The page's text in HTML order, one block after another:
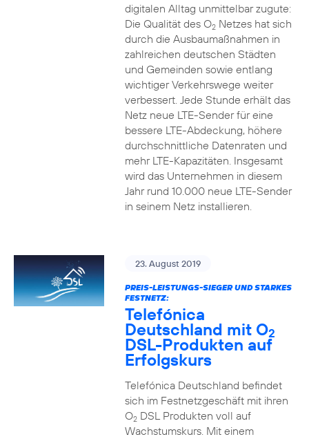
digitalen Alltag unmittelbar zugute:
Die Qualität des O2Netzes hat sich
durch die Ausbaumaßnahmen in
zahlreichen deutschen Städten
und Gemeinden sowie entlang
wichtiger Verkehrswege weiter
verbessert. Jede Stunde erhält das
Netz neue LTE-Sender für eine
bessere LTE-Abdeckung, höhere
durchschnittliche Datenraten und
mehr LTE-Kapazitäten. Insgesamt
wird das Unternehmen in diesem
Jahr rund 10.000 neue LTE-Sender
in seinem Netz installieren.
23. August 2019
PREIS-LEISTUNGS-SIEGER UND STARKES
FESTNETZ:
Telefónica
Deutschland mit O2
DSL-Produkten auf
Erfolgskurs
Telefónica Deutschland befindet
sich im Festnetzgeschäft mit ihren
O2DSL Produkten voll auf
Wachstumskurs. Mit einem